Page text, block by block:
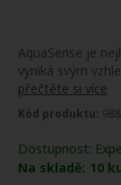
AquaSense je
vyniká svým
přečtěte si více
Kód produktu:
Dostupnost:
Na skladě: 10